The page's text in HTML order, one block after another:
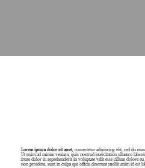
Lorem ipsum dolor sit amet, consectetur adipiscing elit, sed do
Ut enim ad minim veniam, quis nostrud exercitation ullamco
irure dolor in reprehenderit in voluptate velit esse cillum dolore eu
non proident, sunt in culpa qui officia deserunt mollit anim id est